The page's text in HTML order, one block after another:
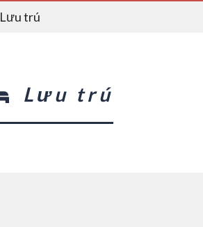
Lưu trú
Lưu trú